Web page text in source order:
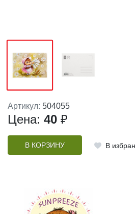
Артикул: 504055
Цена: 40 ₽
В КОРЗИНУ В